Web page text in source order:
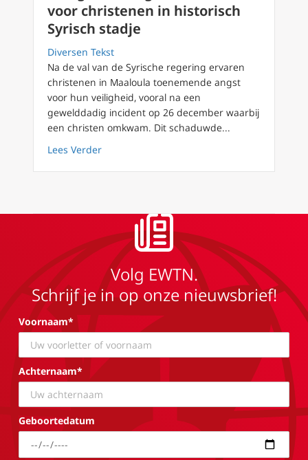
voor christenen in historisch
Syrisch stadje
Diversen Tekst
Na de val van de Syrische regering ervaren
christenen in Maaloula toenemende angst
voor hun veiligheid, vooral na een
gewelddadig incident op 26 december waarbij
een christen omkwam. Dit schaduwde...
Lees Verderabout Veiligheidszorgen nemen toe voor
Volg EWTN.
Schrijf je in op onze nieuwsbrief!
Voornaam*
Achternaam*
Geboortedatum